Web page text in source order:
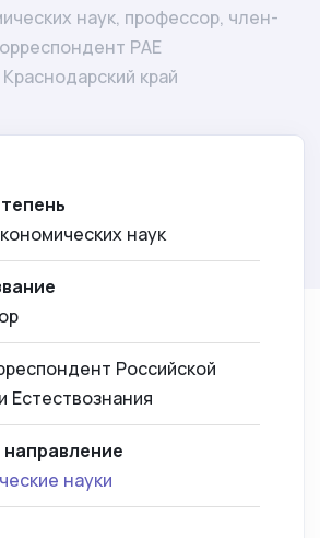
наук, профессор, член-
РАЕ
Краснодарский край
наук
Российской
Естествознания
науки